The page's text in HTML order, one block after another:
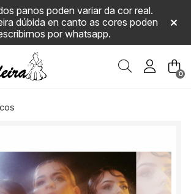
panos poden variar da cor real.
dúbida en canto as cores poden
por whatsapp.
Buscar 0